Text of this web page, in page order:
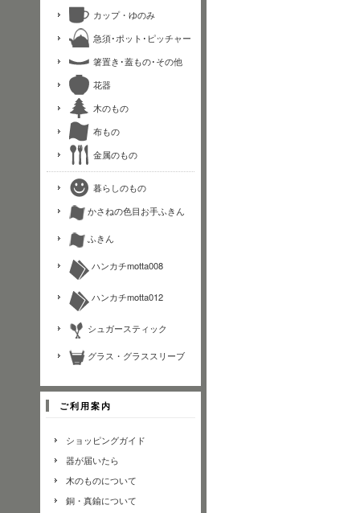
カップ・ゆのみ
急須･ポット･ピッチャー
箸置き･蓋もの･その他
花器
木のもの
布もの
金属のもの
暮らしのもの
かさねの色目お手ふきん
ふきん
ハンカチmotta008
ハンカチmotta012
シュガースティック
グラス・グラススリーブ
ご利用案内
ショッピングガイド
器が届いたら
木のものについて
銅・真鍮について